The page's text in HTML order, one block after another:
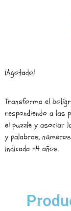
¡Agotado!
Transforma el
respondiendo a las
el puzzle y asociar
y palabras,
indicada +4 años.